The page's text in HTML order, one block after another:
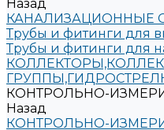
Назад
КАНАЛИЗАЦИОННЫЕ
Трубы и фитинги для
Трубы и фитинги для
КОНТРОЛЬНО-
Назад
КОНТРОЛЬНО-